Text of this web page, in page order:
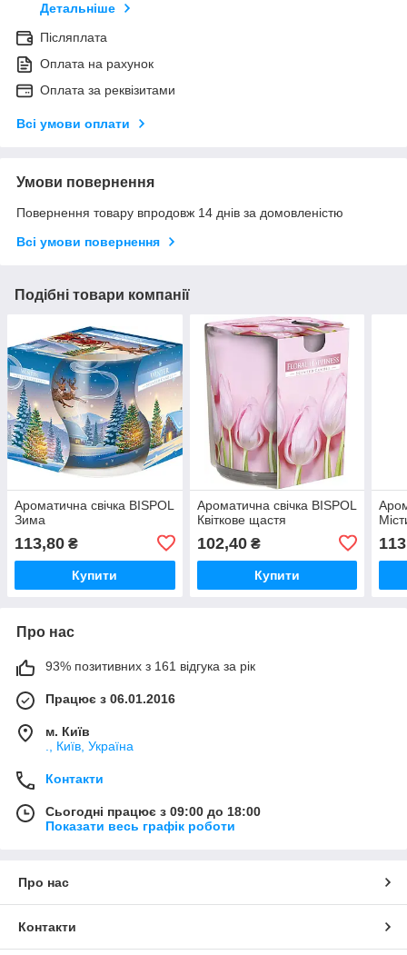
Детальніше
Післяплата
Оплата на рахунок
Оплата за реквізитами
Всі умови оплати
Умови повернення
Повернення товару впродовж 14 днів за домовленістю
Всі умови повернення
Подібні товари компанії
Ароматична свічка BISPOL
Зима
113,80 ₴
Купити
Ароматична свічка BISPOL
Квіткове щастя
102,40₴
Купити
Про нас
93% позитивних з 161 відгука за рік
Працює з 06.01.2016
м. Київ
., Київ, Україна
Контакти
Сьогодні працює з 09:00 до 18:00
Показати весь графік роботи
Про нас
Контакти